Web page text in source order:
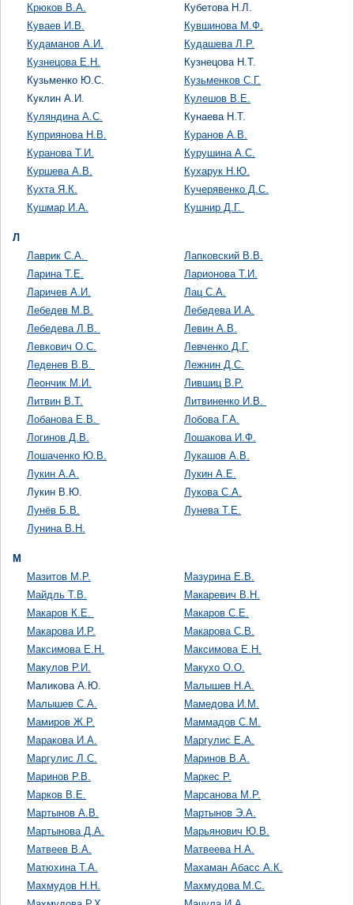
Крюков В.А.
Кубетова Н.Л.
Куваев И.В.
Кувшинова М.Ф.
Кудаманов А.И.
Кудашева Л.Р.
Кузнецова Е.Н.
Кузнецова Н.Т.
Кузьменко Ю.С.
Кузьменков С.Г.
Куклин А.И.
Кулешов В.Е.
Куляндина А.С.
Кунаева Н.Т.
Куприянова Н.В.
Куранов А.В.
Куранова Т.И.
Курушина А.С.
Куршева А.В.
Кухарук Н.Ю.
Кухта Я.К.
Кучерявенко Д.С.
Кушмар И.А.
Кушнир Д.Г.
Л
Лаврик С.А.
Лапковский В.В.
Ларина Т.Е.
Ларионова Т.И.
Ларичев А.И.
Лац С.А.
Лебедев М.В.
Лебедева И.А.
Лебедева Л.В.
Левин А.В.
Левкович О.С.
Левченко Д.Г.
Леденев В.В.
Лежнин Д.С.
Леончик М.И.
Лившиц В.Р.
Литвин В.Т.
Литвиненко И.В.
Лобанова Е.В.
Лобова Г.А.
Логинов Д.В.
Лошакова И.Ф.
Лошаченко Ю.В.
Лукашов А.В.
Лукин А.А.
Лукин А.Е.
Лукин В.Ю.
Лукова С.А.
Лунёв Б.В.
Лунева Т.Е.
Лунина В.Н.
М
Мазитов М.Р.
Мазурина Е.В.
Майдль Т.В.
Макаревич В.Н.
Макаров К.Е.
Макаров С.Е.
Макарова И.Р.
Макарова С.В.
Максимова Е.Н.
Максимова Е.Н.
Макулов Р.И.
Макухо О.О.
Маликова А.Ю.
Малышев Н.А.
Малышев С.А.
Мамедова И.М.
Мамиров Ж.Р.
Маммадов C.M.
Маракова И.А.
Маргулис Е.А.
Маргулис Л.С.
Маринов В.А.
Маринов Р.В.
Маркес Р.
Марков В.Е.
Марсанова М.Р.
Мартынов А.В.
Мартынов Э.А.
Мартынова Д.А.
Марьянович Ю.В.
Матвеев В.А.
Матвеева Н.А.
Матюхина Т.А.
Махаман Абасс А.К.
Махмудов Н.Н.
Махмудова М.С.